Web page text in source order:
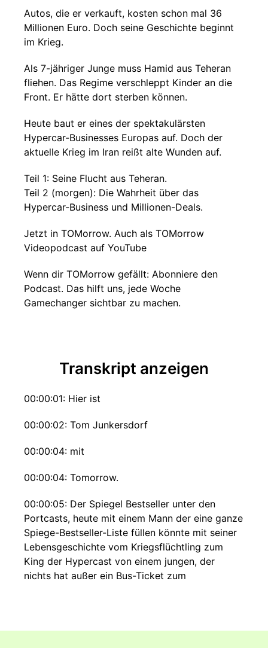
Autos, die er verkauft, kosten schon mal 36
Millionen Euro. Doch seine Geschichte beginnt
im Krieg.
Als 7-jähriger Junge muss Hamid aus Teheran
fliehen. Das Regime verschleppt Kinder an die
Front. Er hätte dort sterben können.
Heute baut er eines der spektakulärsten
Hypercar-Businesses Europas auf. Doch der
aktuelle Krieg im Iran reißt alte Wunden auf.
Teil 1: Seine Flucht aus Teheran.
Teil 2 (morgen): Die Wahrheit über das
Hypercar-Business und Millionen-Deals.
Jetzt in TOMorrow. Auch als TOMorrow
Videopodcast auf YouTube
Wenn dir TOMorrow gefällt: Abonniere den
Podcast. Das hilft uns, jede Woche
Gamechanger sichtbar zu machen.
Transkript anzeigen
00:00:01: Hier ist
00:00:02: Tom Junkersdorf
00:00:04: mit
00:00:04: Tomorrow.
00:00:05: Der Spiegel Bestseller unter den
Portcasts, heute mit einem Mann der eine ganze
Spiege-Bestseller-Liste füllen könnte mit seiner
Lebensgeschichte vom Kriegsflüchtling zum
King der Hypercast von einem jungen, der
nichts hat außer ein Bus-Ticket zum